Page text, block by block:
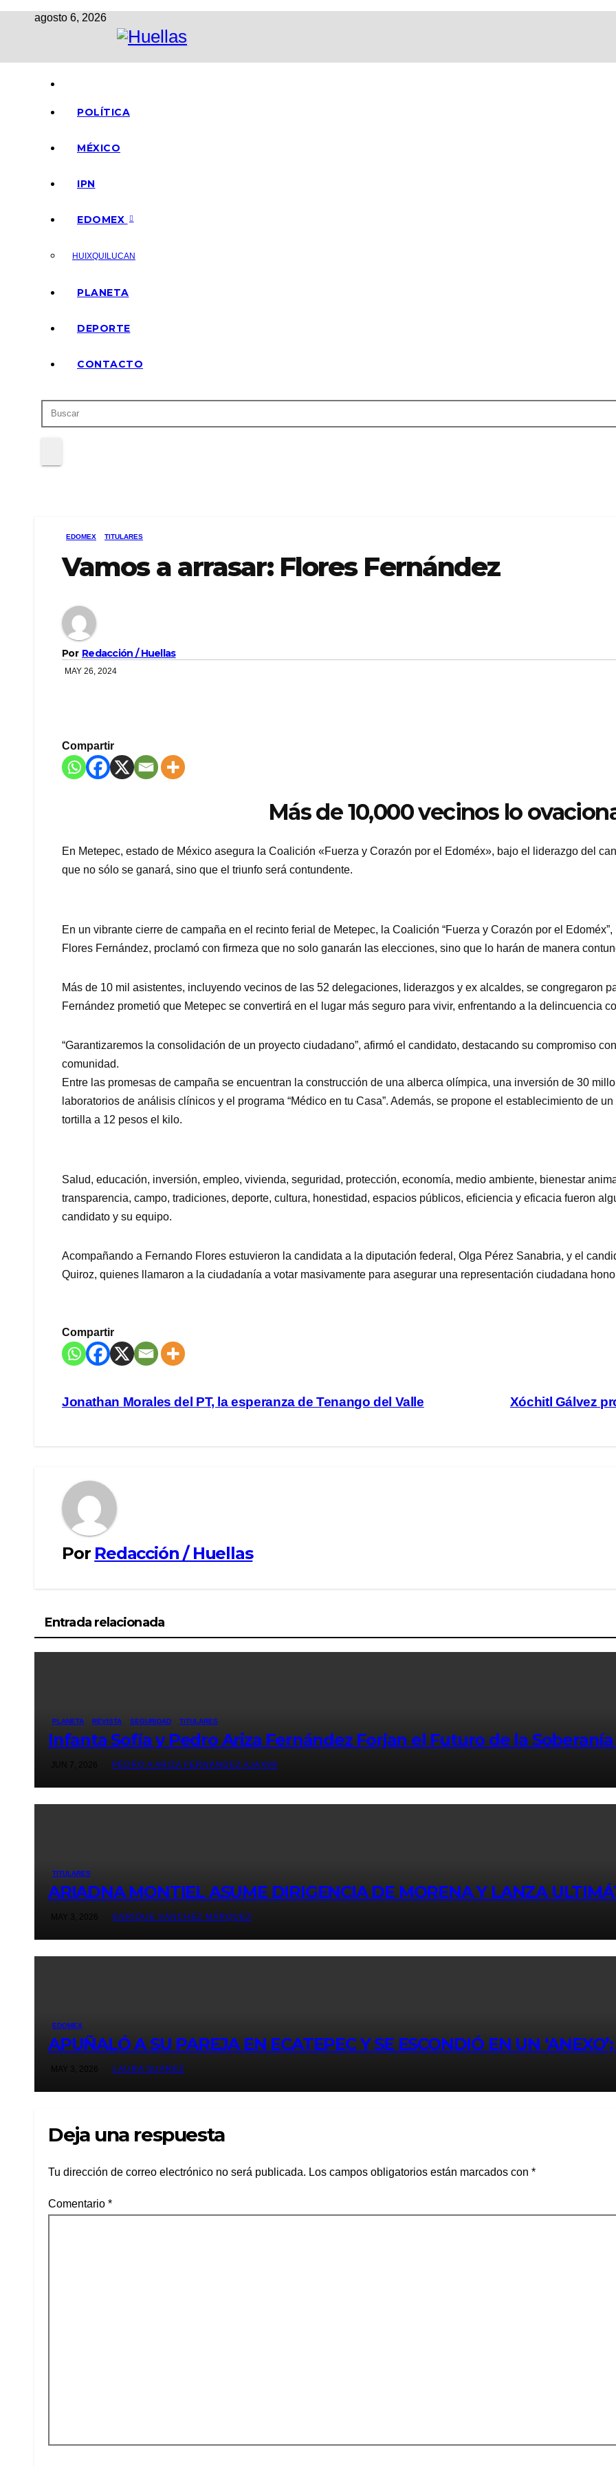
Ir
agosto 6, 2026
POLÍTICA
MÉXICO
IPN
EDOMEX
HUIXQUILUCAN
PLANETA
DEPORTE
CONTACTO
EDOMEX TITULARES
Vamos a arrasar: Flores Fernández
Por Redacción / Huellas
MAY 26, 2024
Compartir
Más de 10,000 vecinos lo
En Metepec, estado de México asegura la Coalición «Fuerza y Corazón por el Edoméx», bajo el liderazgo del
que no sólo se ganará, sino que el triunfo será contundente.
En un vibrante cierre de campaña en el recinto ferial de Metepec, la Coalición “Fuerza y Corazón por el
Flores Fernández, proclamó con firmeza que no solo ganarán las elecciones, sino que lo harán de manera
Más de 10 mil asistentes, incluyendo vecinos de las 52 delegaciones, liderazgos y ex alcaldes, se congregaron
Fernández prometió que Metepec se convertirá en el lugar más seguro para vivir, enfrentando a la delincuencia
“Garantizaremos la consolidación de un proyecto ciudadano”, afirmó el candidato, destacando su compromiso
comunidad.
Entre las promesas de campaña se encuentran la construcción de una alberca olímpica, una inversión de 30
laboratorios de análisis clínicos y el programa “Médico en tu Casa”. Además, se propone el establecimiento de
tortilla a 12 pesos el kilo.
Salud, educación, inversión, empleo, vivienda, seguridad, protección, economía, medio ambiente, bienestar
transparencia, campo, tradiciones, deporte, cultura, honestidad, espacios públicos, eficiencia y eficacia fueron
candidato y su equipo.
Acompañando a Fernando Flores estuvieron la candidata a la diputación federal, Olga Pérez Sanabria, y el
Quiroz, quienes llamaron a la ciudadanía a votar masivamente para asegurar una representación ciudadana
Compartir
Navegación
Xóchitl Gálvez
Jonathan Morales del PT, la esperanza de Tenango del Valle
Por Redacción / Huellas
Entrada relacionada
PLANETA REVISTA SEGURIDAD TITULARES
Infanta Sofía y Pedro Ariza Fernández Forjan el Futuro de la Soberanía
JUN 7, 2026 PEDRO A ARIZA FERNÁNDEZ AJAX99
TITULARES
ARIADNA MONTIEL ASUME DIRIGENCIA DE MORENA Y LANZA
MAY 3, 2026 ENRIQUE SÁNCHEZ MÁRQUEZ
EDOMEX
APUÑALÓ A SU PAREJA EN ECATEPEC Y SE ESCONDIÓ EN UN
MAY 3, 2026 LAURA SUÁREZ
Deja una respuesta
Tu dirección de correo electrónico no será publicada. Los campos obligatorios están marcados con *
Comentario *